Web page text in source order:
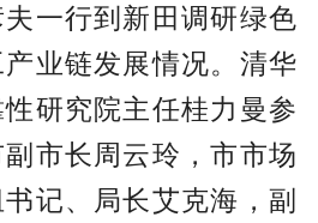
一行到新田调研绿色
业链发展情况。清华
研究院主任桂力曼参
市长周云玲，市市场
记、局长艾克海，副